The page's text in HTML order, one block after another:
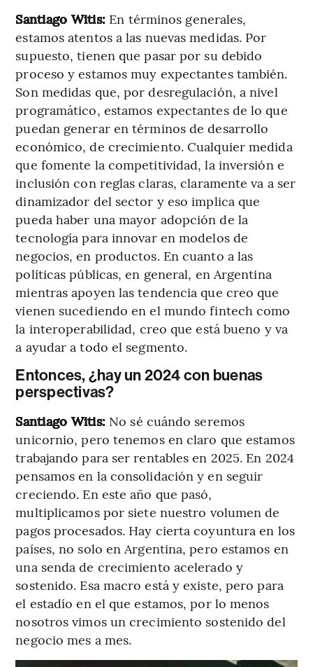
Santiago Witis: En términos generales,
estamos atentos a las nuevas medidas. Por
supuesto, tienen que pasar por su debido
proceso y estamos muy expectantes también.
Son medidas que, por desregulación, a nivel
programático, estamos expectantes de lo que
puedan generar en términos de desarrollo
económico, de crecimiento. Cualquier medida
que fomente la competitividad, la inversión e
inclusión con reglas claras, claramente va a ser
dinamizador del sector y eso implica que
pueda haber una mayor adopción de la
tecnología para innovar en modelos de
negocios, en productos. En cuanto a las
políticas públicas, en general, en Argentina
mientras apoyen las tendencia que creo que
vienen sucediendo en el mundo fintech como
la interoperabilidad, creo que está bueno y va
a ayudar a todo el segmento.
Entonces, ¿hay un 2024 con buenas
perspectivas?
Santiago Witis: No sé cuándo seremos
unicornio, pero tenemos en claro que estamos
trabajando para ser rentables en 2025. En 2024
pensamos en la consolidación y en seguir
creciendo. En este año que pasó,
multiplicamos por siete nuestro volumen de
pagos procesados. Hay cierta coyuntura en los
países, no solo en Argentina, pero estamos en
una senda de crecimiento acelerado y
sostenido. Esa macro está y existe, pero para
el estadío en el que estamos, por lo menos
nosotros vimos un crecimiento sostenido del
negocio mes a mes.